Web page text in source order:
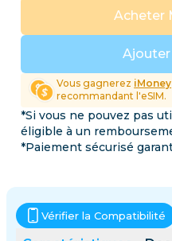
Ajouter
Acheter
Vous gagnerez iMoney
recommandant l'eSIM.
*Si vous ne pouvez pas
éligible à un
*Paiement sécurisé
Vérifier la Compatibilité